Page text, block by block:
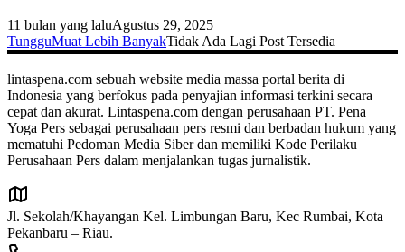
11 bulan yang laluAgustus 29, 2025
TungguMuat Lebih BanyakTidak Ada Lagi Post Tersedia
lintaspena.com sebuah website media massa portal berita di
Indonesia yang berfokus pada penyajian informasi terkini secara
cepat dan akurat. Lintaspena.com dengan perusahaan PT. Pena
Yoga Pers sebagai perusahaan pers resmi dan berbadan hukum yang
mematuhi Pedoman Media Siber dan memiliki Kode Perilaku
Perusahaan Pers dalam menjalankan tugas jurnalistik.
Jl. Sekolah/Khayangan Kel. Limbungan Baru, Kec Rumbai, Kota
Pekanbaru – Riau.